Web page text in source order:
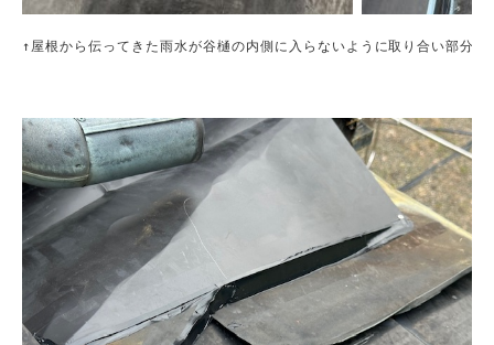
↑屋根から伝ってきた雨水が谷樋の内側に入らないように取り合い部分